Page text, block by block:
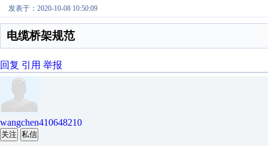
发表于：2020-10-08 10:50:09
电缆桥架规范
回复 引用 举报
wangchen410648210
关注 私信